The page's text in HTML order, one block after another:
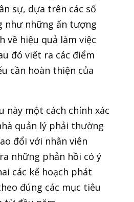
sự, dựa trên các số
như những ấn tượng
về hiệu quả làm việc
đó viết ra các điểm
cần hoàn thiện của
này một cách chính xác
quản lý phải thường
đổi với nhân viên
những phản hồi có ý
các kế hoạch phát
đúng các mục tiêu